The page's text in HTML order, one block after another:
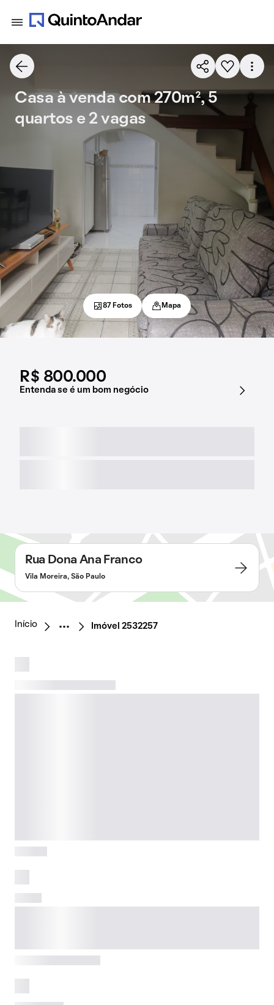
R$ 800.000
Entenda se é um bom negócio
Casa à venda com 270m², 5
quartos e 2 vagas
87 Fotos Mapa
Rua Dona Ana Franco
Vila Moreira, São Paulo
Início Imóvel 2532257